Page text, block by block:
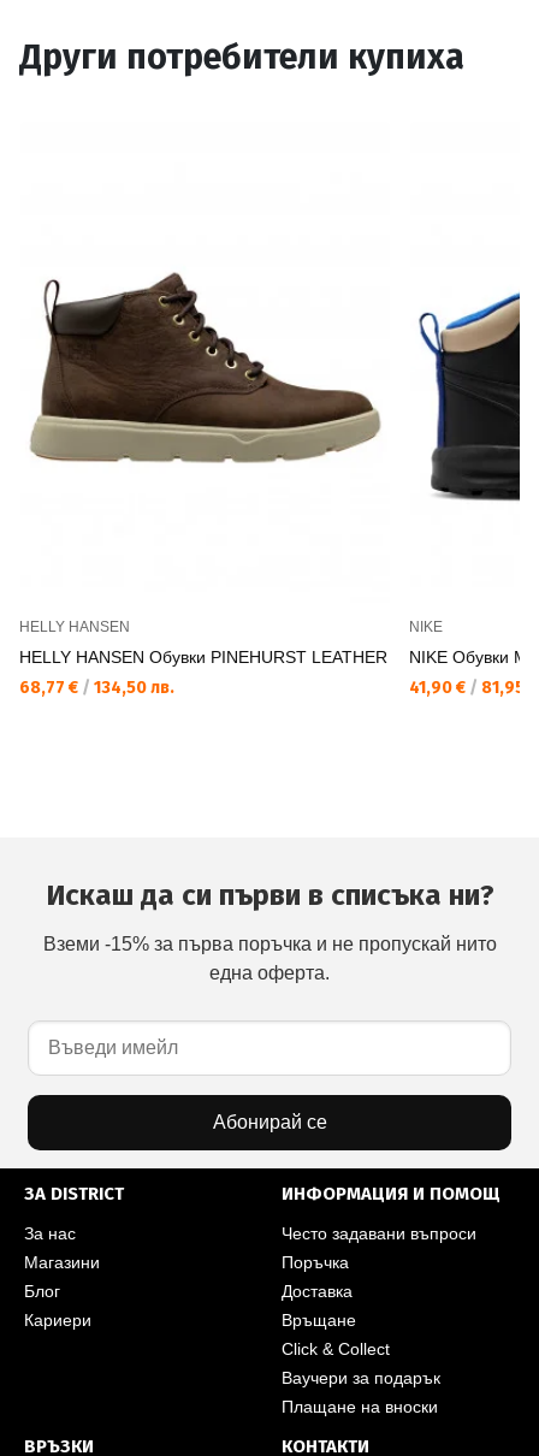
Други потребители купиха
HELLY HANSEN
HELLY HANSEN Обувки PINEHURST LEATHER
68,77 € / 134,50 лв.
NIKE
NIKE Обувки
41,90 € / 81,95
Искаш да си първи в списъка ни?
Вземи -15% за първа поръчка и не пропускай нито
една оферта.
Абонирай се
ЗА DISTRICT
За нас
Магазини
Блог
Кариери
ИНФОРМАЦИЯ И ПОМОЩ
Често задавани въпроси
Поръчка
Доставка
Връщане
Click & Collect
Ваучери за подарък
Плащане на вноски
ВРЪЗКИ КОНТАКТИ